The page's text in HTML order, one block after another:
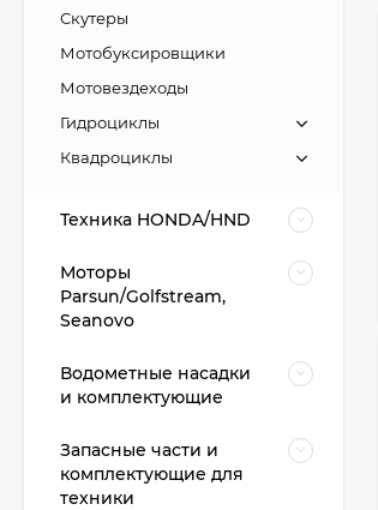
Скутеры
Мотобуксировщики
Мотовездеходы
Гидроциклы
Квадроциклы
Техника HONDA/HND
Моторы
Parsun/Golfstream,
Seanovo
Водометные насадки
и комплектующие
Запасные части и
комплектующие для
техники